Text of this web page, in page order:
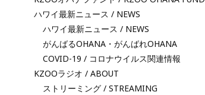
ハワイ最新ニュース / NEWS
ハワイ最新ニュース / NEWS
がんばるOHANA・がんばれOHANA
COVID-19 / コロナウイルス関連情報
KZOOラジオ / ABOUT
ストリーミング / STREAMING